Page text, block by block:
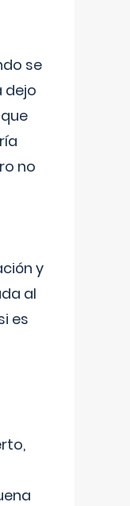
se
dejo
no
y
al
es